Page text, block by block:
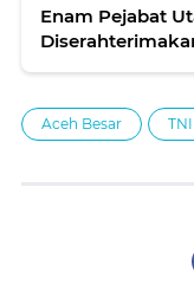
Enam Pejabat
Aceh Besar TNI